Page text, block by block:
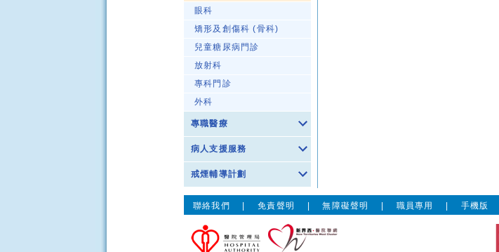
眼科
矯形及創傷科 (骨科)
兒童糖尿病門診
放射科
專科門診
外科
專職醫療
病人支援服務
戒煙輔導計劃
聯絡我們 免責聲明 無障礙聲明 職員專用 手機版